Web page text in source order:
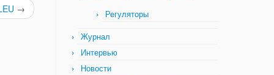
→
Регуляторы
Журнал
Интервью
Новости